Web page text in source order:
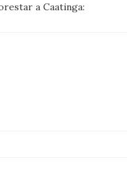
a Caatinga: